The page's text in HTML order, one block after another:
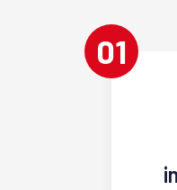
01